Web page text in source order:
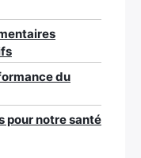
du
pour notre santé